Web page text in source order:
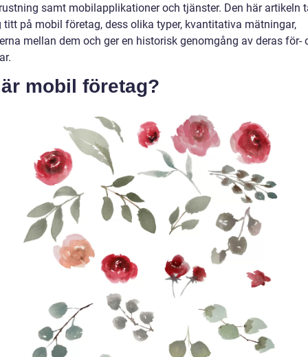
samt mobilapplikationer och tjänster. Den här artikeln
titt på mobil företag, dess olika typer, kvantitativa mätningar,
mellan dem och ger en historisk genomgång av deras för-
mobil företag?